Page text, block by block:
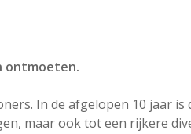
ontmoeten.
In de afgelopen 10 jaar
maar ook tot een rijkere